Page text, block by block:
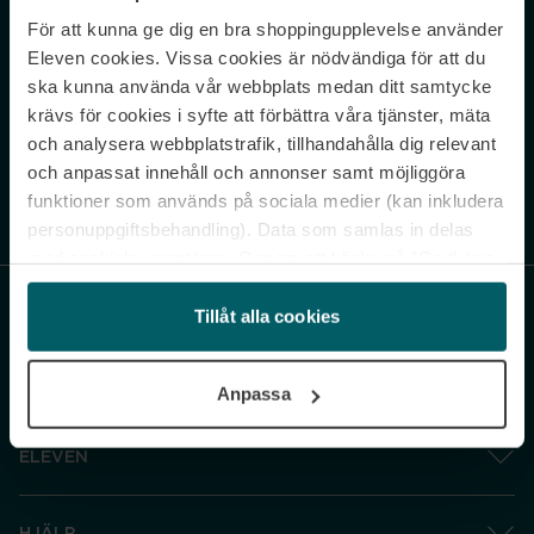
För att kunna ge dig en bra shoppingupplevelse använder
Eleven cookies. Vissa cookies är nödvändiga för att du
ska kunna använda vår webbplats medan ditt samtycke
krävs för cookies i syfte att förbättra våra tjänster, mäta
och analysera webbplatstrafik, tillhandahålla dig relevant
och anpassat innehåll och annonser samt möjliggöra
funktioner som används på sociala medier (kan inkludera
personuppgiftsbehandling). Data som samlas in delas
och gå vidare” accepterar du samtliga cookies medan du
under ”Inställningar” kan anpassa användningen av
cookies. Du kan återkalla ditt samtycke när som helst.
Tillåt alla cookies
Anpassa
Never miss a beat.
Sign up to our newsletter.
Genom att prenumerera accepterar du vår Integritetspolicy. Avprenumerera
ELEVEN